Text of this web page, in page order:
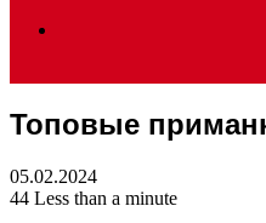
for
Топовые
05.02.2024
44 Less than a minute